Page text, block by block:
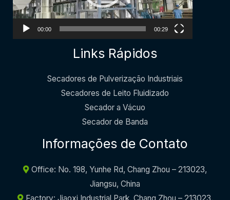
00:00 00:29
Links Rápidos
Secadores de Pulverização Industriais
Secadores de Leito Fluidizado
Secador a Vácuo
Secador de Banda
Informações de Contato
Office: No. 198, Yunhe Rd, Chang Zhou – 213023,
Jiangsu, China